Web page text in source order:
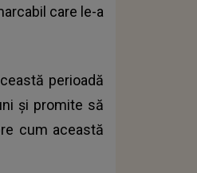
care le-a
perioadă
și promite să
cum această